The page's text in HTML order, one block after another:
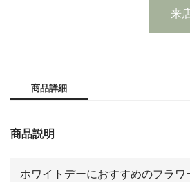
来
商品詳細
商品説明
ホワイトデーにおすすめのフラワ